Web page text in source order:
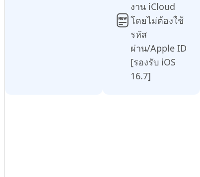
งาน iCloud
โดยไม่ต้องใช้
รหัส
ผ่าน/Apple ID
[รองรับ iOS
16.7]